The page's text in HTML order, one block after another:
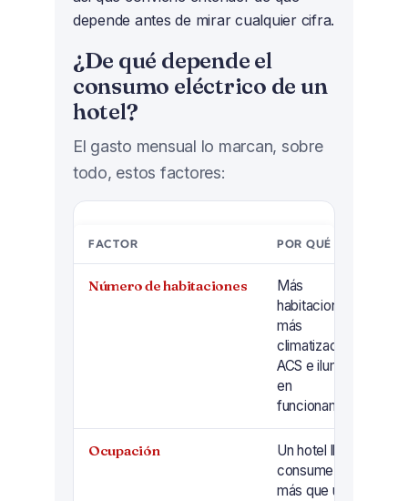
depende antes de mirar cualquier cifra.
¿De qué depende el
consumo eléctrico de un
hotel?
El gasto mensual lo marcan, sobre
todo, estos factores:
FACTOR POR QUÉ INFLUYE
Número de habitaciones
Más
habitaciones,
más
climatización,
ACS e iluminación
en
funcionamiento.
Ocupación
Un hotel lleno
consume mucho
más que uno a